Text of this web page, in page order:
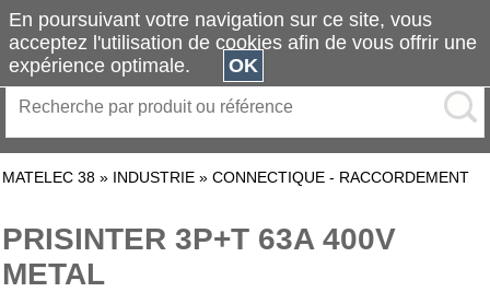
MATELEC 38 » INDUSTRIE » CONNECTIQUE - RACCORDEMENT
PRISINTER 3P+T 63A 400V
METAL
En poursuivant votre navigation sur ce site, vous
acceptez l'utilisation de cookies afin de vous offrir une
expérience optimale.
OK